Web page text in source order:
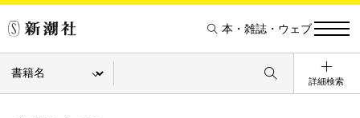
本・雑誌・ウェブ
詳細検索